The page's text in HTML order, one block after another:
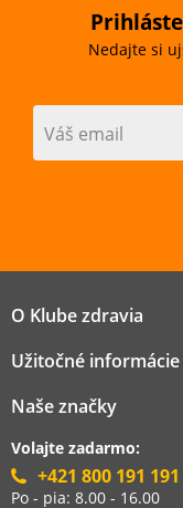
Nedajte si
Váš email
O Klube zdravia
Užitočné informácie
Naše značky
Volajte zadarmo:
+421 800 191 191
Po - pia: 8.00 - 16.00